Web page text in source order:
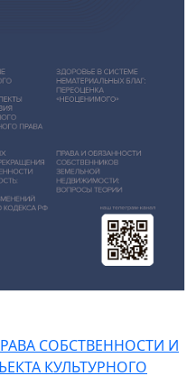
СОБСТВЕННОСТИ И
КУЛЬТУРНОГО